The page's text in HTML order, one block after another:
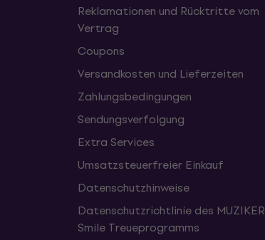
Reklamationen und Rücktritte vom
Vertrag
Coupons
Versandkosten und Lieferzeiten
Zahlungsbedingungen
Sendungsverfolgung
Extra Services
Umsatzsteuerfreier Einkauf
Datenschutzhinweise
Datenschutzrichtlinie des MUZIKER
Smile Treueprogramms